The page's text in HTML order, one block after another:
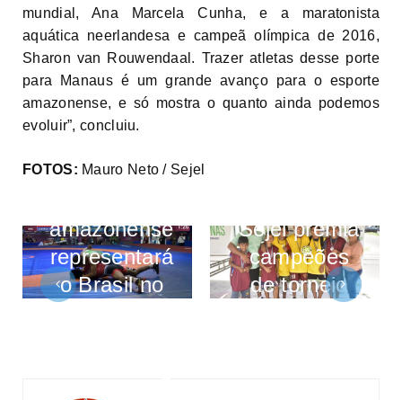
mundial, Ana Marcela Cunha, e a maratonista
aquática neerlandesa e campeã olímpica de 2016,
Sharon van Rouwendaal. Trazer atletas desse porte
para Manaus é um grande avanço para o esporte
amazonense, e só mostra o quanto ainda podemos
evoluir”, concluiu.
FOTOS: Mauro Neto / Sejel
amazonense
representará
o Brasil no
Sejel premia
campeões
de torneio